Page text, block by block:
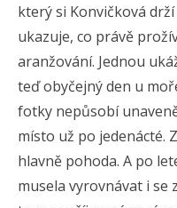
který si Konvičková
ukazuje, co právě
aranžování. Jednou
teď obyčejný den u
fotky nepůsobí
místo už po jedenácté.
hlavně pohoda. A po
musela vyrovnávat i se